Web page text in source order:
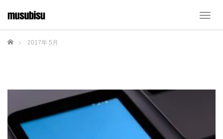
T
ホーム 2017年 5月